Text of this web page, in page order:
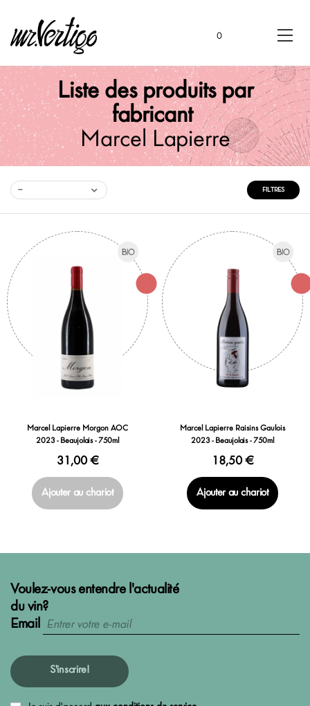
0
Liste des produits par
fabricant
Marcel Lapierre
-- FILTRES
Marcel Lapierre Morgon AOC
2023 - Beaujolais - 750ml
31,00 €
Ajouter au chariot
Marcel Lapierre Raisins Gaulois
2023 - Beaujolais - 750ml
18,50 €
Ajouter au chariot
Voulez-vous entendre l'actualité
du vin?
Email
S'inscrire!